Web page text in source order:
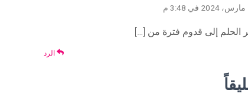
الحلم إلى قدوم فترة من […]
الرد